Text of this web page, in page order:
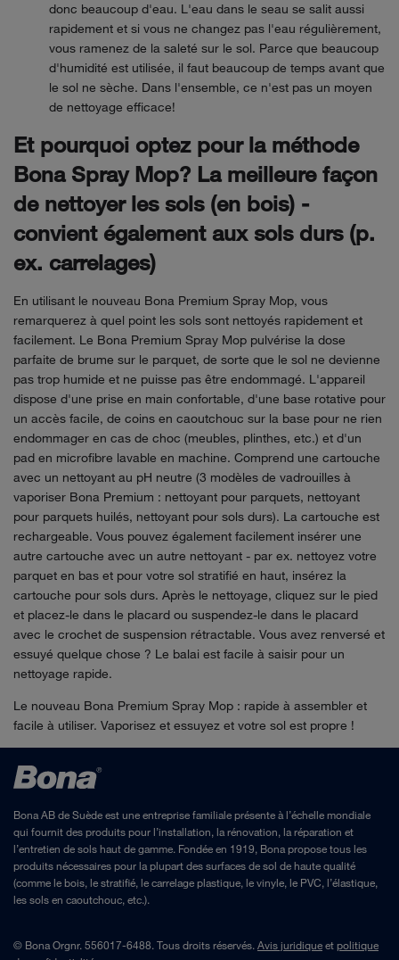
donc beaucoup d'eau. L'eau dans le seau se salit aussi
rapidement et si vous ne changez pas l'eau régulièrement,
vous ramenez de la saleté sur le sol. Parce que beaucoup
d'humidité est utilisée, il faut beaucoup de temps avant que
le sol ne sèche. Dans l'ensemble, ce n'est pas un moyen
de nettoyage efficace!
Et pourquoi optez pour la méthode
Bona Spray Mop? La meilleure façon
de nettoyer les sols (en bois) -
convient également aux sols durs (p.
ex. carrelages)
En utilisant le nouveau Bona Premium Spray Mop, vous
remarquerez à quel point les sols sont nettoyés rapidement et
facilement. Le Bona Premium Spray Mop pulvérise la dose
parfaite de brume sur le parquet, de sorte que le sol ne devienne
pas trop humide et ne puisse pas être endommagé. L'appareil
dispose d'une prise en main confortable, d'une base rotative pour
un accès facile, de coins en caoutchouc sur la base pour ne rien
endommager en cas de choc (meubles, plinthes, etc.) et d'un
pad en microfibre lavable en machine. Comprend une cartouche
avec un nettoyant au pH neutre (3 modèles de vadrouilles à
vaporiser Bona Premium : nettoyant pour parquets, nettoyant
pour parquets huilés, nettoyant pour sols durs). La cartouche est
rechargeable. Vous pouvez également facilement insérer une
autre cartouche avec un autre nettoyant - par ex. nettoyez votre
parquet en bas et pour votre sol stratifié en haut, insérez la
cartouche pour sols durs. Après le nettoyage, cliquez sur le pied
et placez-le dans le placard ou suspendez-le dans le placard
avec le crochet de suspension rétractable. Vous avez renversé et
essuyé quelque chose ? Le balai est facile à saisir pour un
nettoyage rapide.
Le nouveau Bona Premium Spray Mop : rapide à assembler et
facile à utiliser. Vaporisez et essuyez et votre sol est propre !
Bona AB de Suède est une entreprise familiale présente à l’échelle mondiale
qui fournit des produits pour l’installation, la rénovation, la réparation et
l’entretien de sols haut de gamme. Fondée en 1919, Bona propose tous les
produits nécessaires pour la plupart des surfaces de sol de haute qualité
(comme le bois, le stratifié, le carrelage plastique, le vinyle, le PVC, l’élastique,
les sols en caoutchouc, etc.).
© Bona Orgnr. 556017-6488. Tous droits réservés. Avis juridiqueetpolitique